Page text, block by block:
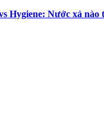
Hygiene: Nước xả nào